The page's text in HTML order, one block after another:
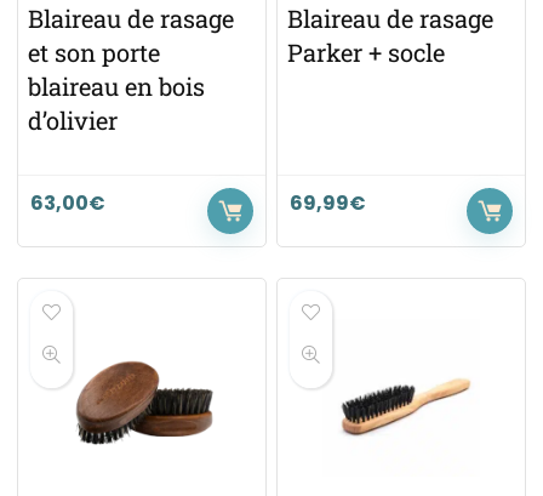
Blaireau de rasage
et son porte
blaireau en bois
d’olivier
63,00€
Blaireau de rasage
Parker + socle
69,99€